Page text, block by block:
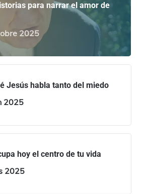
para narrar el amor de
2025
Jesús habla tanto del miedo
2025
hoy el centro de tu vida
2025